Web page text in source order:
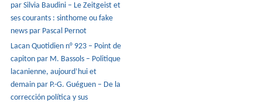
par Silvia Baudini – Le Zeitgeist et
ses courants : sinthome ou fake
news par Pascal Pernot
Lacan Quotidien n° 923 – Point de
capiton par M. Bassols – Politique
lacanienne, aujourd’hui et
demain par P.-G. Guéguen – De la
corrección política y sus